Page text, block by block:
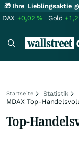
🎁 Ihre Lieblingsaktie
DAX +0,02% Gold
Startseite Statistik
MDAX Top-
Top-